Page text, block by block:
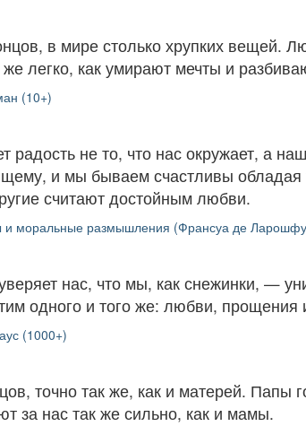
в мире столько хрупких вещей.
же легко, как умирают мечты и
(10+)
радость не то, что нас окружает, а
и мы бываем счастливы
считают достойным любви.
моральные размышления (Франсуа де
нас, что мы, как снежинки, —
одного и того же: любви, прощения
(1000+)
точно так же, как и матерей. Папы
за нас так же сильно, как и мамы.